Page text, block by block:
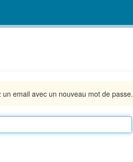
email avec un nouveau mot de passe.